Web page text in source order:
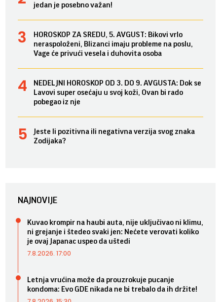
jedan je posebno važan!
HOROSKOP ZA SREDU, 5. AVGUST: Bikovi vrlo
neraspoloženi, Blizanci imaju probleme na poslu,
Vage će privući vesela i duhovita osoba
NEDELJNI HOROSKOP OD 3. DO 9. AVGUSTA: Dok se
Lavovi super osećaju u svoj koži, Ovan bi rado
pobegao iz nje
Jeste li pozitivna ili negativna verzija svog znaka
Zodijaka?
NAJNOVIJE
Kuvao krompir na haubi auta, nije uključivao ni klimu,
ni grejanje i štedeo svaki jen: Nećete verovati koliko
je ovaj Japanac uspeo da uštedi
7.8.2026. 17:00
Letnja vrućina može da prouzrokuje pucanje
kondoma: Evo GDE nikada ne bi trebalo da ih držite!